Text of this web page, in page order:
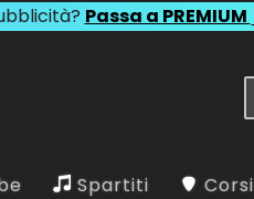
Passa a PREMIUM
Spartiti Corsi